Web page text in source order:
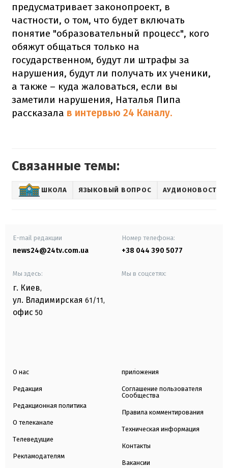
предусматривает законопроект, в
частности, о том, что будет включать
понятие "образовательный процесс", кого
обяжут общаться только на
государственном, будут ли штрафы за
нарушения, будут ли получать их ученики,
а также – куда жаловаться, если вы
заметили нарушения, Наталья Пипа
рассказала в интервью 24 Каналу.
Связанные темы:
ШКОЛА ЯЗЫКОВЫЙ ВОПРОС АУДИОНОВОСТЬ
E-mail редакции
news24@24tv.com.ua
Номер телефона:
+38 044 390 5077
Мы здесь:
г. Киев,
ул. Владимирская 61/11,
офис 50
Мы в соцсетях:
О нас
Редакция
Редакционная политика
О телеканале
Телеведущие
Рекламодателям
приложения
Соглашение пользователя
Сообщества
Правила комментирования
Техническая информация
Контакты
Вакансии